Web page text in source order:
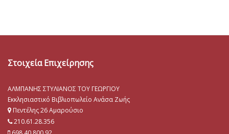
Στοιχεία Επιχείρησης
ΑΛΜΠΑΝΗΣ ΣΤΥΛΙΑΝΟΣ ΤΟΥ ΓΕΩΡΓΙΟΥ
Εκκλησιαστικό Βιβλιοπωλείο Ανάσα Ζωής
Πεντέλης 26 Αμαρούσιο
210.61.28.356